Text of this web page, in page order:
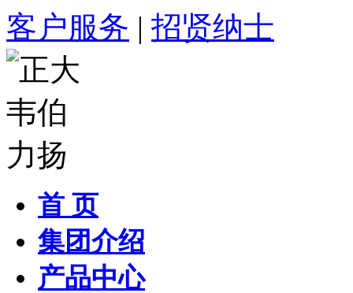
客户服务 | 招贤纳士
首 页
集团介绍
产品中心